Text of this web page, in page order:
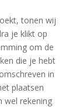
diversen
tonen wij
je klikt op
om de
die je hebt
in
plaatsen
wel rekening